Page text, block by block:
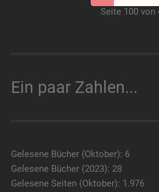
Seite 100 von
Ein paar Zahlen...
Gelesene Bücher (Oktober): 6
Gelesene Bücher (2023): 28
Gelesene Seiten (Oktober): 1.976